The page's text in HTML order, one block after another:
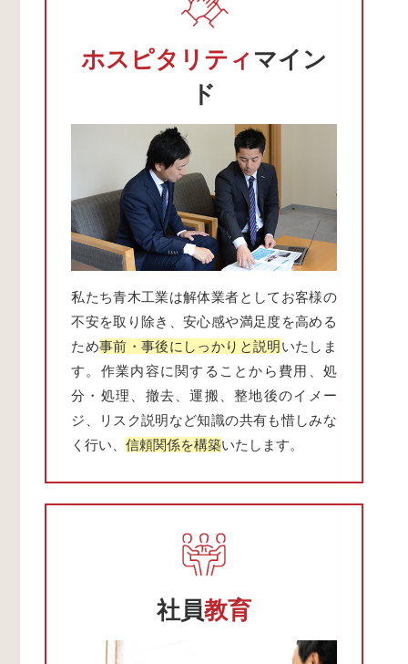
ホスピタリティ マイン
ド
私たち青木工業は解体業者としてお客様の
不安を取り除き、安心感や満足度を高める
ため事前・事後にしっかりと説明 いたしま
す。作業内容に関することから費用、処
分・処理、撤去、運搬、整地後のイメー
ジ、リスク説明など知識の共有も惜しみな
く行い、信頼関係を構築いたします。
社員教育